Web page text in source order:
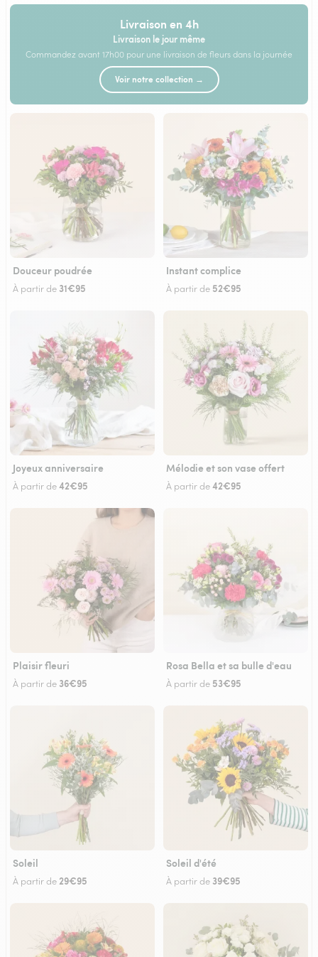
Livraison en 4h
Livraison le jour même
Commandez avant 17h00 pour une livraison de fleurs dans la journée
Voir notre collection →
Douceur poudrée
À partir de 31€95
Instant complice
À partir de 52€95
Joyeux anniversaire
À partir de42€95
Mélodie et son vase offert
À partir de42€95
Plaisir fleuri
À partir de 36€95
Rosa Bella et sa bulle d'eau
À partir de 53€95
Soleil
À partir de 29€95
Soleil d'été
À partir de 39€95